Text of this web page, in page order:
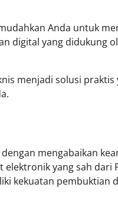
Anda untuk
digital yang didukung
menjadi solusi
mengabaikan
yang sah dari
kekuatan pembuktian